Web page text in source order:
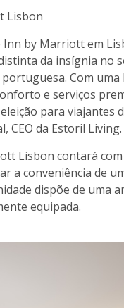
Lisbon
Inn by Marriott em
da insígnia no
Com
e serviços
para viajantes
CEO da Estoril Living.
Lisbon contará
a conveniência de
dispõe de uma
equipada.